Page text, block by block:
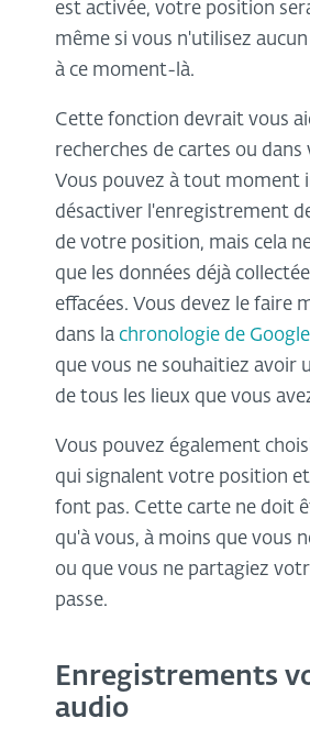
est activée, votre position
même si vous n'utilisez
à ce moment-là.
Cette fonction devrait vous
recherches de cartes ou dans
Vous pouvez à tout moment
désactiver l'enregistrement
de votre position, mais cela
que les données déjà
effacées. Vous devez le faire
dans la chronologie de
que vous ne souhaitiez avoir
de tous les lieux que vous
Vous pouvez également
qui signalent votre position
font pas. Cette carte ne doit
qu'à vous, à moins que vous
ou que vous ne partagiez
passe.
Enregistrements
audio